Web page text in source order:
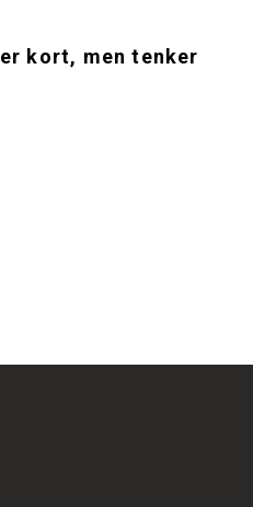
kort, men tenker